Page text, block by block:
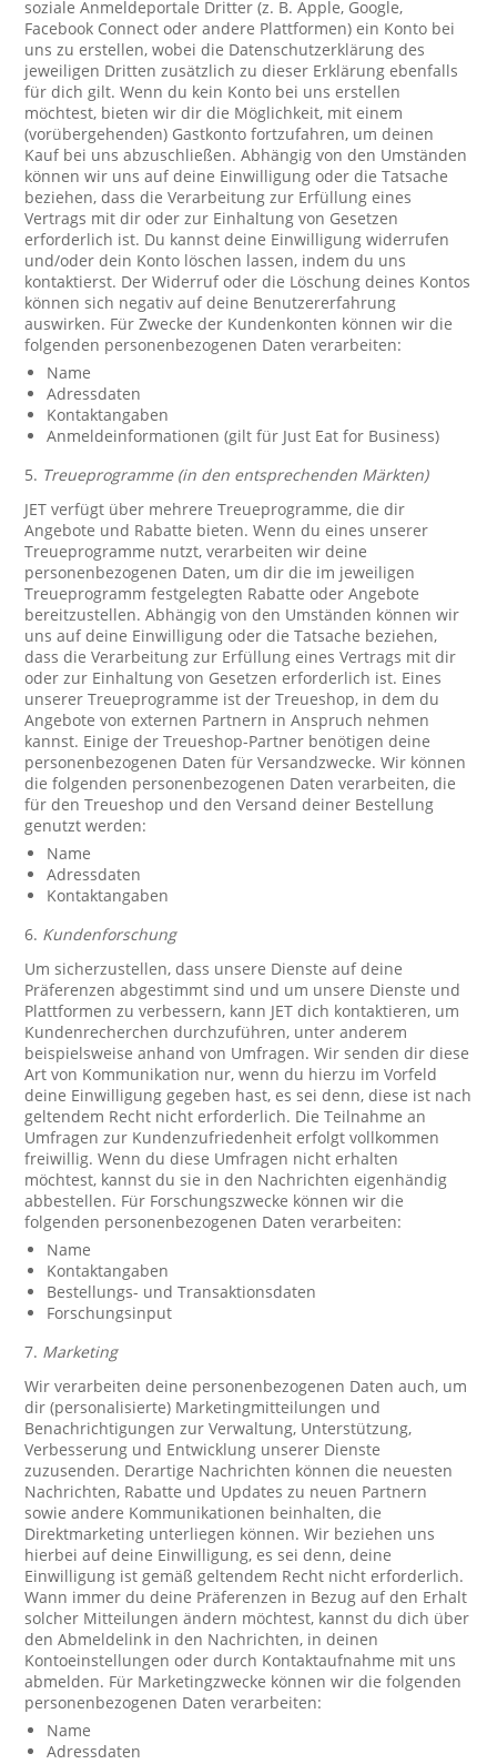
soziale Anmeldeportale Dritter (z. B. Apple, Google,
Facebook Connect oder andere Plattformen) ein Konto bei
uns zu erstellen, wobei die Datenschutzerklärung des
jeweiligen Dritten zusätzlich zu dieser Erklärung ebenfalls
für dich gilt. Wenn du kein Konto bei uns erstellen
möchtest, bieten wir dir die Möglichkeit, mit einem
(vorübergehenden) Gastkonto fortzufahren, um deinen
Kauf bei uns abzuschließen. Abhängig von den Umständen
können wir uns auf deine Einwilligung oder die Tatsache
beziehen, dass die Verarbeitung zur Erfüllung eines
Vertrags mit dir oder zur Einhaltung von Gesetzen
erforderlich ist. Du kannst deine Einwilligung widerrufen
und/oder dein Konto löschen lassen, indem du uns
kontaktierst. Der Widerruf oder die Löschung deines Kontos
können sich negativ auf deine Benutzererfahrung
auswirken. Für Zwecke der Kundenkonten können wir die
folgenden personenbezogenen Daten verarbeiten:
Name
Adressdaten
Kontaktangaben
Anmeldeinformationen (gilt für Just Eat for Business)
5. Treueprogramme (in den entsprechenden Märkten)
JET verfügt über mehrere Treueprogramme, die dir
Angebote und Rabatte bieten. Wenn du eines unserer
Treueprogramme nutzt, verarbeiten wir deine
personenbezogenen Daten, um dir die im jeweiligen
Treueprogramm festgelegten Rabatte oder Angebote
bereitzustellen. Abhängig von den Umständen können wir
uns auf deine Einwilligung oder die Tatsache beziehen,
dass die Verarbeitung zur Erfüllung eines Vertrags mit dir
oder zur Einhaltung von Gesetzen erforderlich ist. Eines
unserer Treueprogramme ist der Treueshop, in dem du
Angebote von externen Partnern in Anspruch nehmen
kannst. Einige der Treueshop-Partner benötigen deine
personenbezogenen Daten für Versandzwecke. Wir können
die folgenden personenbezogenen Daten verarbeiten, die
für den Treueshop und den Versand deiner Bestellung
genutzt werden:
Name
Adressdaten
Kontaktangaben
6. Kundenforschung
Um sicherzustellen, dass unsere Dienste auf deine
Präferenzen abgestimmt sind und um unsere Dienste und
Plattformen zu verbessern, kann JET dich kontaktieren, um
Kundenrecherchen durchzuführen, unter anderem
beispielsweise anhand von Umfragen. Wir senden dir diese
Art von Kommunikation nur, wenn du hierzu im Vorfeld
deine Einwilligung gegeben hast, es sei denn, diese ist nach
geltendem Recht nicht erforderlich. Die Teilnahme an
Umfragen zur Kundenzufriedenheit erfolgt vollkommen
freiwillig. Wenn du diese Umfragen nicht erhalten
möchtest, kannst du sie in den Nachrichten eigenhändig
abbestellen. Für Forschungszwecke können wir die
folgenden personenbezogenen Daten verarbeiten:
Name
Kontaktangaben
Bestellungs- und Transaktionsdaten
Forschungsinput
7. Marketing
Wir verarbeiten deine personenbezogenen Daten auch, um
dir (personalisierte) Marketingmitteilungen und
Benachrichtigungen zur Verwaltung, Unterstützung,
Verbesserung und Entwicklung unserer Dienste
zuzusenden. Derartige Nachrichten können die neuesten
Nachrichten, Rabatte und Updates zu neuen Partnern
sowie andere Kommunikationen beinhalten, die
Direktmarketing unterliegen können. Wir beziehen uns
hierbei auf deine Einwilligung, es sei denn, deine
Einwilligung ist gemäß geltendem Recht nicht erforderlich.
Wann immer du deine Präferenzen in Bezug auf den Erhalt
solcher Mitteilungen ändern möchtest, kannst du dich über
den Abmeldelink in den Nachrichten, in deinen
Kontoeinstellungen oder durch Kontaktaufnahme mit uns
abmelden. Für Marketingzwecke können wir die folgenden
personenbezogenen Daten verarbeiten:
Name
Adressdaten